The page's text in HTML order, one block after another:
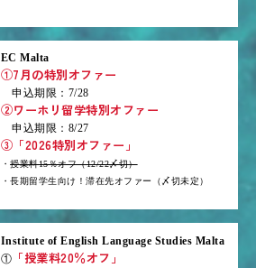
EC Malta
①7月の特別オファー
申込期限：7/28
②ワーホリ留学特別オファー
申込期限：8/27
③「2026特別オファー」
・授業料15％オフ（12/22〆切）
・長期留学生向け！滞在先オファー（〆切未定）
Institute of English Language Studies Malta
① 「授業料20％オフ」